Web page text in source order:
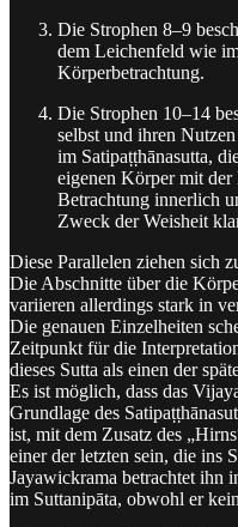
Die Strophen 8–9
dem Leichenfeld wie
Körperbetrachtung.
Die Strophen 10–14
selbst und ihren
im Satipaṭṭhānasutta,
eigenen Körper mit
Betrachtung innerlich
Zweck der Weisheit
Diese Parallelen ziehen sich
Die Abschnitte über die
variieren allerdings stark in
Die genauen Einzelheiten
Zeitpunkt für die
dieses Sutta als einen der
Es ist möglich, dass das
Grundlage des
ist, mit dem Zusatz des
einer der letzten sein, die ins
Jayawickrama betrachtet ihn
im Suttanipāta, obwohl er